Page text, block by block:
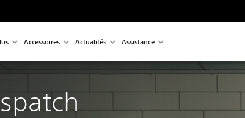
Accessoires Actualités Assistance